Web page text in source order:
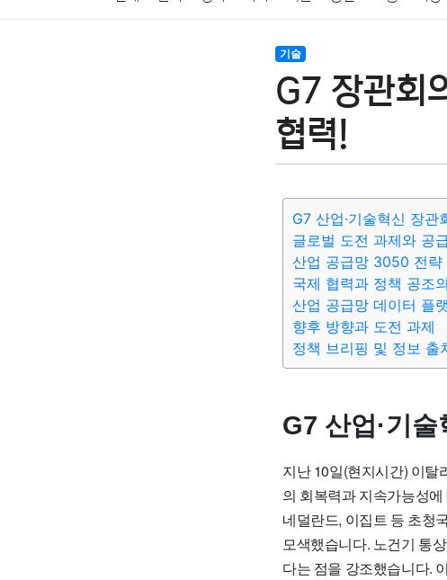
결혼 육아
기술 종교 사회 정치
기술
G7 장관회
협력!
G7 산업·기술혁신 장관
글로벌 도전 과제와 공
산업 공급망 3050 전략
국제 협력과 정책 공조
산업 공급망 데이터 플
향후 방향과 도전 과제
정책 브리핑 및 정보 출
G7 산업·기
지난 10일(현지시간) 이탈
의 회복력과 지속가능성
네덜란드, 이집트 등 초청
모색했습니다. 노건기 통
다는 점을 강조했습니다.